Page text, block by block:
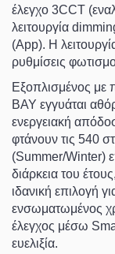
έλεγχο 3CCT
λειτουργία
(App). Η
ρυθμίσεις
Εξοπλισμένος με
BAY εγγυάται
ενεργειακή
φτάνουν τις 540
(Summer/Winter)
διάρκεια του
ιδανική επιλογή
ενσωματωμένος
έλεγχος μέσω
ευελιξία.